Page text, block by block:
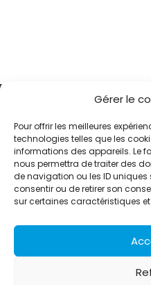
Gérer le
Pour offrir les meilleures
technologies telles que les
informations des appareils. Le
nous permettra de traiter des
de navigation ou les ID uniques
consentir ou de retirer son
sur certaines caractéristiques
Alternative Média est une
relations publiques basée à
pilote des stratégies de
grâce à un réseau